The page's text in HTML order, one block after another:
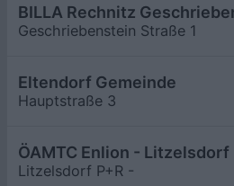
BILLA Rechnitz
Geschriebenstein Straße 1
Eltendorf Gemeinde
Hauptstraße 3
ÖAMTC Enlion - Litzelsdorf
Litzelsdorf P+R -